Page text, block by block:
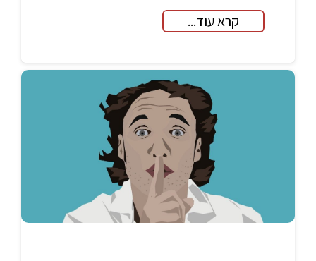
קרא עוד...